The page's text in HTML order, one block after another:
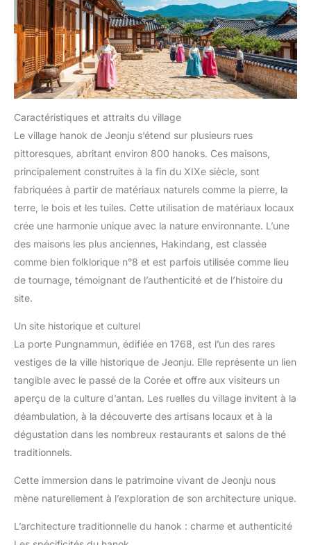
Caractéristiques et attraits du village
Le village hanok de Jeonju s’étend sur plusieurs rues
pittoresques, abritant environ 800 hanoks. Ces maisons,
principalement construites à la fin du XIXe siècle, sont
fabriquées à partir de matériaux naturels comme la pierre, la
terre, le bois et les tuiles. Cette utilisation de matériaux locaux
crée une harmonie unique avec la nature environnante. L’une
des maisons les plus anciennes, Hakindang, est classée
comme bien folklorique n°8 et est parfois utilisée comme lieu
de tournage, témoignant de l’authenticité et de l’histoire du
site.
Un site historique et culturel
La porte Pungnammun, édifiée en 1768, est l’un des rares
vestiges de la ville historique de Jeonju. Elle représente un lien
tangible avec le passé de la Corée et offre aux visiteurs un
aperçu de la culture d’antan. Les ruelles du village invitent à la
déambulation, à la découverte des artisans locaux et à la
dégustation dans les nombreux restaurants et salons de thé
traditionnels.
Cette immersion dans le patrimoine vivant de Jeonju nous
mène naturellement à l’exploration de son architecture unique.
L’architecture traditionnelle du hanok : charme et authenticité